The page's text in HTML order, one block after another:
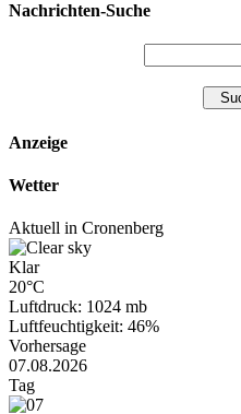
Nachrichten-Suche
Anzeige
Wetter
Aktuell in Cronenberg
Klar
20°C
Luftdruck: 1024 mb
Luftfeuchtigkeit: 46%
Vorhersage
07.08.2026
Tag